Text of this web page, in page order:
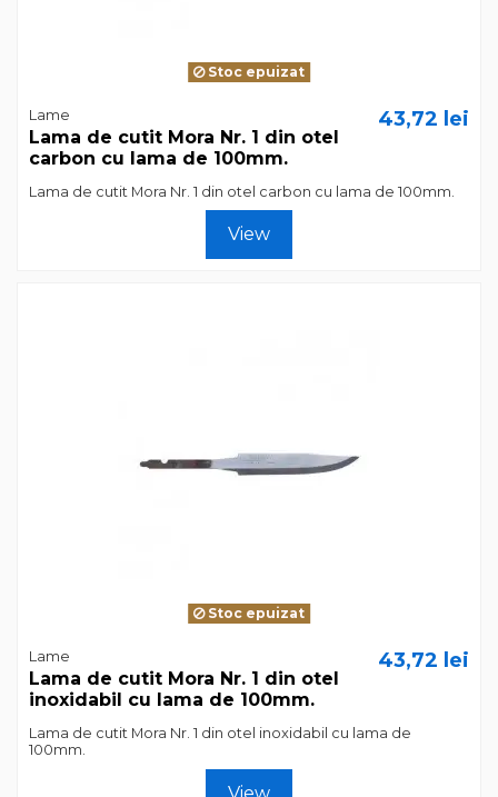
Stoc epuizat
Lame
Lama de cutit Mora Nr. 1 din otel
carbon cu lama de 100mm.
43,72 lei
Lama de cutit Mora Nr. 1 din otel carbon cu lama de 100mm.
View
Stoc epuizat
Lame
Lama de cutit Mora Nr. 1 din otel
inoxidabil cu lama de 100mm.
43,72 lei
Lama de cutit Mora Nr. 1 din otel inoxidabil cu lama de
100mm.
View